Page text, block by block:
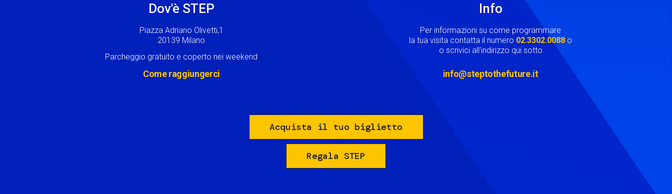
Dov'è STEP
Piazza Adriano Olivetti,1
20139 Milano
Parcheggio gratuito e coperto nei weekend
Come raggiungerci
Info
Per informazioni su come programmare
la tua visita contatta il numero 02.3302.0088 o
o scrivici all'indirizzo qui sotto
info@steptothefuture.it
Acquista il tuo biglietto
Regala STEP